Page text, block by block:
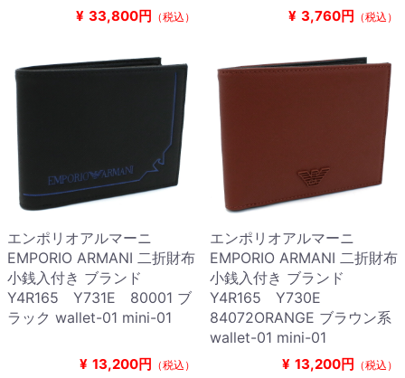
¥ 33,800円 （税込） ¥ 3,760円 （税込）
エンポリオアルマーニ
EMPORIO ARMANI 二折財布
小銭入付き ブランド
Y4R165 Y731E 80001 ブ
ラック wallet-01 mini-01
¥ 13,200円 （税込）
エンポリオアルマーニ
EMPORIO ARMANI 二折財布
小銭入付き ブランド
Y4R165 Y730E
84072ORANGE ブラウン系
wallet-01 mini-01
¥ 13,200円 （税込）